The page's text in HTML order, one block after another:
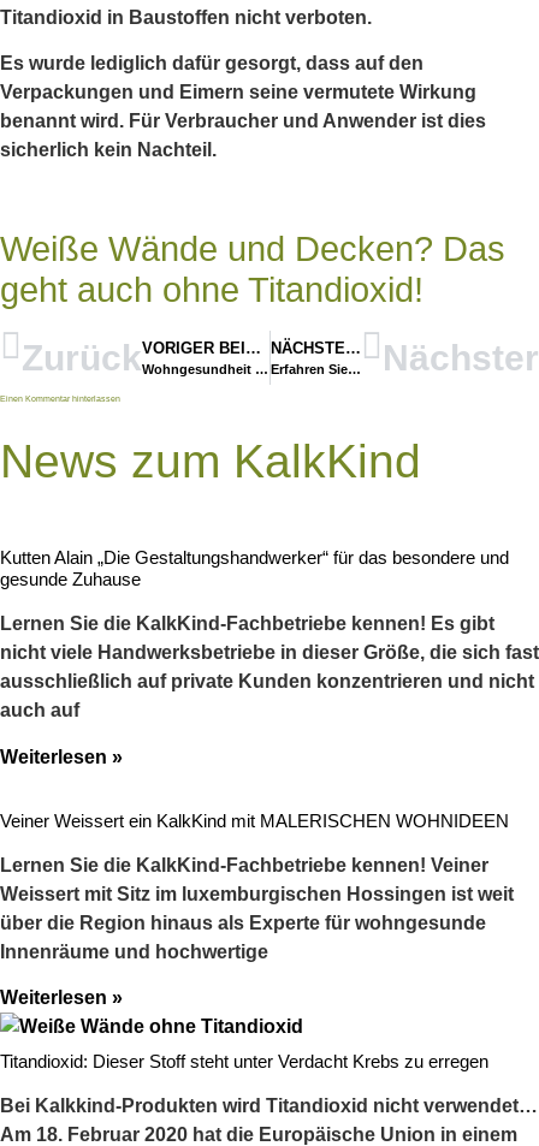
Titandioxid in Baustoffen nicht verboten.
Es wurde lediglich dafür gesorgt, dass auf den
Verpackungen und Eimern seine vermutete Wirkung
benannt wird. Für Verbraucher und Anwender ist dies
sicherlich kein Nachteil.
Weiße Wände und Decken? Das
geht auch ohne Titandioxid!
Zurück VORIGER BEITRAG
Wohngesundheit hat 1000 Gesichter
NÄCHSTER BEITRAG
Erfahren Sie was Sumpfkalk ist: Der Baustoff der Zukunft Nächster
Einen Kommentar hinterlassen
News zum KalkKind
Kutten Alain „Die Gestaltungshandwerker“ für das besondere und
gesunde Zuhause
Lernen Sie die KalkKind-Fachbetriebe kennen! Es gibt
nicht viele Handwerksbetriebe in dieser Größe, die sich fast
ausschließlich auf private Kunden konzentrieren und nicht
auch auf
Weiterlesen »
Veiner Weissert ein KalkKind mit MALERISCHEN WOHNIDEEN
Lernen Sie die KalkKind-Fachbetriebe kennen! Veiner
Weissert mit Sitz im luxemburgischen Hossingen ist weit
über die Region hinaus als Experte für wohngesunde
Innenräume und hochwertige
Weiterlesen »
Titandioxid: Dieser Stoff steht unter Verdacht Krebs zu erregen
Bei Kalkkind-Produkten wird Titandioxid nicht verwendet…
Am 18. Februar 2020 hat die Europäische Union in einem